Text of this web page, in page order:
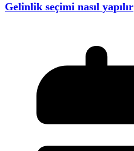
Gelinlik seçimi nasıl yapılır